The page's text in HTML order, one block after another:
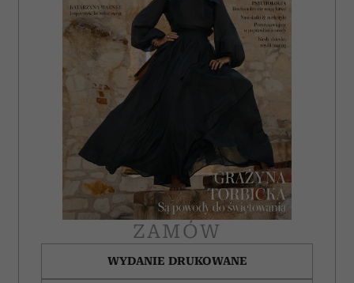
ZAMÓW
WYDANIE DRUKOWANE